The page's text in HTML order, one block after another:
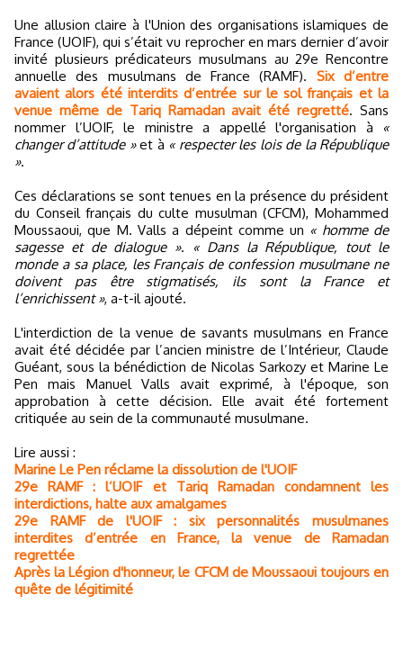
Une allusion claire à l'Union des organisations islamiques de
France (UOIF), qui s’était vu reprocher en mars dernier d’avoir
invité plusieurs prédicateurs musulmans au 29e Rencontre
annuelle des musulmans de France (RAMF). Six d’entre
avaient alors été interdits d’entrée sur le sol français et la
venue même de Tariq Ramadan avait été regretté. Sans
nommer l’UOIF, le ministre a appellé l'organisation à
«
changer d’attitude »et à « respecter les lois de la République
».
Ces déclarations se sont tenues en la présence du président
du Conseil français du culte musulman (CFCM), Mohammed
Moussaoui, que M. Valls a dépeint comme un « homme de
sagesse et de dialogue ».
« Dans la République, tout le
monde a sa place, les Français de confession musulmane ne
doivent pas être stigmatisés, ils sont la France et
l’enrichissent », a-t-il ajouté.
L'interdiction de la venue de savants musulmans en France
avait été décidée par l’ancien ministre de l’Intérieur, Claude
Guéant, sous la bénédiction de Nicolas Sarkozy et Marine Le
Pen mais Manuel Valls avait exprimé, à l'époque, son
approbation à cette décision. Elle avait été fortement
critiquée au sein de la communauté musulmane.
Lire aussi :
Marine Le Pen réclame la dissolution de l'UOIF
29e RAMF : l’UOIF et Tariq Ramadan condamnent les
interdictions, halte aux amalgames
29e RAMF de l'UOIF : six personnalités musulmanes
interdites d’entrée en France, la venue de Ramadan
regrettée
Après la Légion d'honneur, le CFCM de Moussaoui toujours en
quête de légitimité